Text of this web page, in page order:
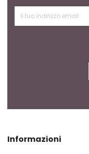
Informazioni